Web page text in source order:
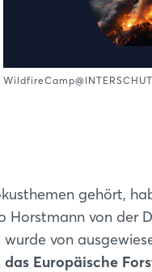
gehört,
Horstmann von der
von
Europäische